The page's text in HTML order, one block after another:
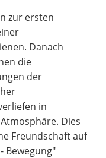
zur ersten
Danach
die
der
in
Dies
Freundschaft auf
Bewegung"